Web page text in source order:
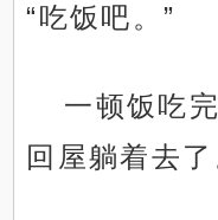
“吃饭吧。”
一顿饭吃
回屋躺着去了